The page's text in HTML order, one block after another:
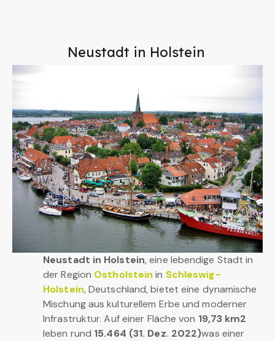
Neustadt in Holstein
Neustadt in Holstein, eine lebendige Stadt in
der Region Ostholstein in Schleswig-
Holstein, Deutschland, bietet eine dynamische
Mischung aus kulturellem Erbe und moderner
Infrastruktur. Auf einer Fläche von 19,73 km2
leben rund 15.464 (31. Dez. 2022)was einer